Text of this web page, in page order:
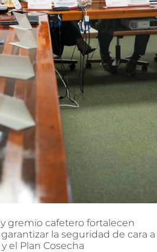
y gremio cafetero fortalecen
garantizar la seguridad de cara a
y el Plan Cosecha